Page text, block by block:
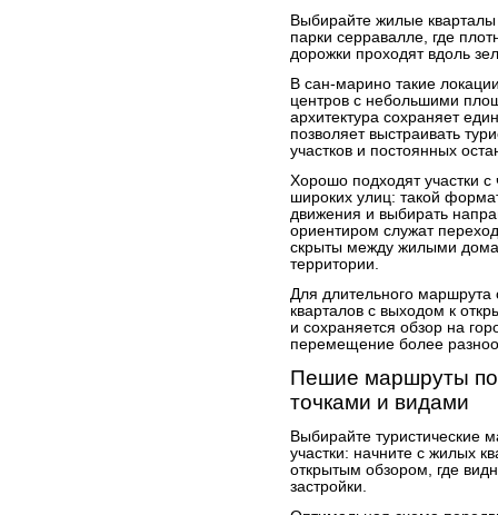
Выбирайте жилые
парки серравалле, где
дорожки проходят вдоль
В сан-марино такие
центров с небольшими
архитектура сохраняет
позволяет выстраивать
участков и постоянных
Хорошо подходят участки
широких улиц: такой
движения и выбирать
ориентиром служат
скрыты между жилыми
территории.
Для длительного маршрута
кварталов с выходом к
и сохраняется обзор на
перемещение более
Пешие маршруты
точками и видами
Выбирайте
участки: начните с жилых
открытым обзором, где
застройки.